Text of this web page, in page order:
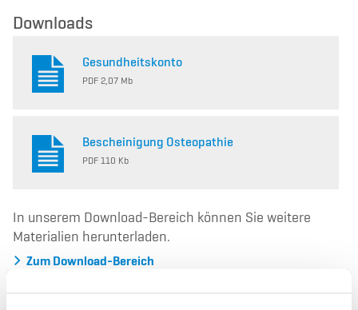
Downloads
Gesundheitskonto
PDF 2,07 Mb
Bescheinigung Osteopathie
PDF 110 Kb
In unserem Download-Bereich können Sie weitere
Materialien herunterladen.
Zum Download-Bereich